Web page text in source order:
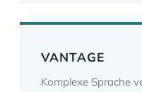
VANTAGE
Komplexe Sprache